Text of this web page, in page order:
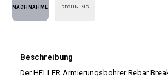
RECHNUNG
Beschreibung
Der HELLER Armierungsbohrer Rebar